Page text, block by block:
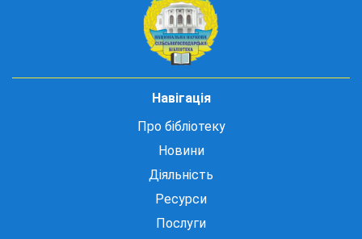
Навігація
Про бібліотеку
Новини
Діяльність
Ресурси
Послуги